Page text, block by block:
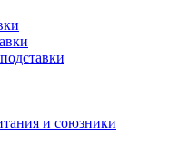
и союзники